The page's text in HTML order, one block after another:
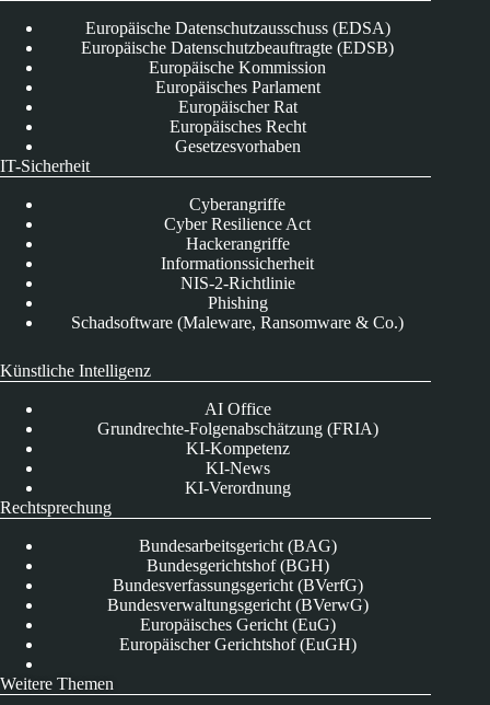
Europäische Datenschutzausschuss (EDSA)
Europäische Datenschutzbeauftragte (EDSB)
Europäische Kommission
Europäisches Parlament
Europäischer Rat
Europäisches Recht
Gesetzesvorhaben
IT-Sicherheit
Cyberangriffe
Cyber Resilience Act
Hackerangriffe
Informationssicherheit
NIS-2-Richtlinie
Phishing
Schadsoftware (Maleware, Ransomware & Co.)
Künstliche Intelligenz
AI Office
Grundrechte-Folgenabschätzung (FRIA)
KI-Kompetenz
KI-News
KI-Verordnung
Rechtsprechung
Bundesarbeitsgericht (BAG)
Bundesgerichtshof (BGH)
Bundesverfassungsgericht (BVerfG)
Bundesverwaltungsgericht (BVerwG)
Europäisches Gericht (EuG)
Europäischer Gerichtshof (EuGH)
Weitere Themen